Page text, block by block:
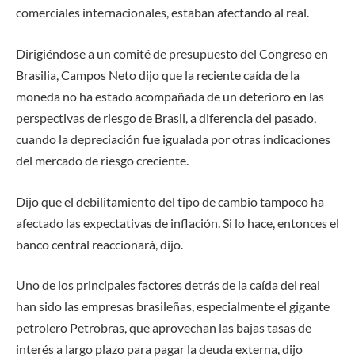
comerciales internacionales, estaban afectando al real.
Dirigiéndose a un comité de presupuesto del Congreso en
Brasilia, Campos Neto dijo que la reciente caída de la
moneda no ha estado acompañada de un deterioro en las
perspectivas de riesgo de Brasil, a diferencia del pasado,
cuando la depreciación fue igualada por otras indicaciones
del mercado de riesgo creciente.
Dijo que el debilitamiento del tipo de cambio tampoco ha
afectado las expectativas de inflación. Si lo hace, entonces el
banco central reaccionará, dijo.
Uno de los principales factores detrás de la caída del real
han sido las empresas brasileñas, especialmente el gigante
petrolero Petrobras, que aprovechan las bajas tasas de
interés a largo plazo para pagar la deuda externa, dijo